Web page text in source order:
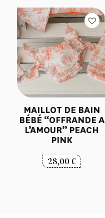
MAILLOT DE BAIN
BÉBÉ “OFFRANDE A
L’AMOUR” PEACH
PINK
28,00€